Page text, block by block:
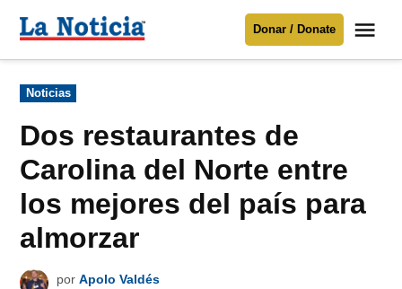
Para mantenerte informado necesitamos
Donar
contenido
Noticia
Donar / Donate
Publicado
en
Noticias
Dos restaurantes de
Carolina del Norte entre
los mejores del país para
almorzar
por Apolo Valdés